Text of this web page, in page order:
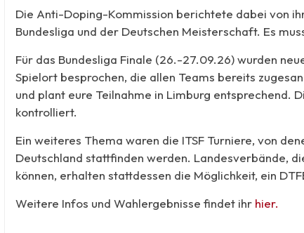
Die Anti-Doping-Kommission berichtete dabei von
Bundesliga und der Deutschen Meisterschaft. Es
Für das Bundesliga Finale (26.-27.09.26) wurden
Spielort besprochen, die allen Teams bereits
und plant eure Teilnahme in Limburg entsprechend.
kontrolliert.
Ein weiteres Thema waren die ITSF Turniere, von
Deutschland stattfinden werden. Landesverbände,
können, erhalten stattdessen die Möglichkeit, ein
Weitere Infos und Wahlergebnisse findet ihr hier.